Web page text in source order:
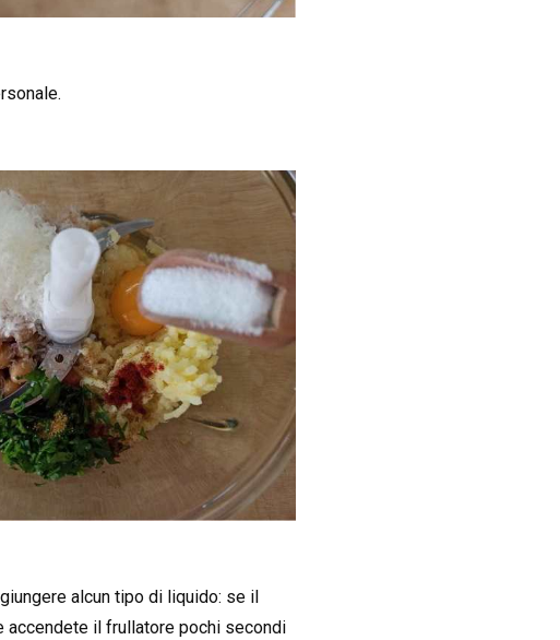
alcun tipo di liquido: se il
il frullatore pochi secondi